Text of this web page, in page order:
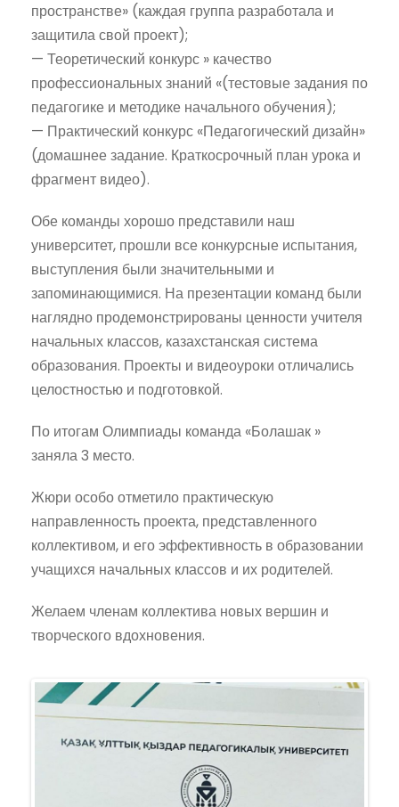
пространстве» (каждая группа разработала и
защитила свой проект);
— Теоретический конкурс » качество
профессиональных знаний «(тестовые задания по
педагогике и методике начального обучения);
— Практический конкурс «Педагогический дизайн»
(домашнее задание. Краткосрочный план урока и
фрагмент видео).
Обе команды хорошо представили наш
университет, прошли все конкурсные испытания,
выступления были значительными и
запоминающимися. На презентации команд были
наглядно продемонстрированы ценности учителя
начальных классов, казахстанская система
образования. Проекты и видеоуроки отличались
целостностью и подготовкой.
По итогам Олимпиады команда «Болашак »
заняла 3 место.
Жюри особо отметило практическую
направленность проекта, представленного
коллективом, и его эффективность в образовании
учащихся начальных классов и их родителей.
Желаем членам коллектива новых вершин и
творческого вдохновения.